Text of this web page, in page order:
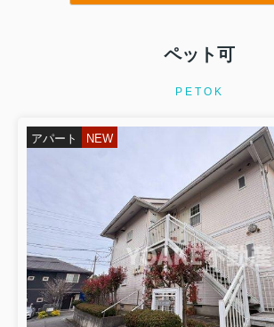
ペット可
PETOK
アパート NEW